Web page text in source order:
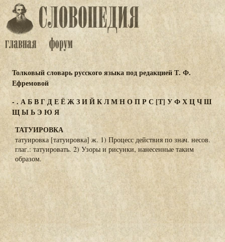
Толковый словарь русского языка под редакцией Т. Ф.
Ефремовой
- . АБВГДЕЁЖЗИЙКЛМНОПР С [Т] УФХЦЧШ
ЩЫЬЭ ЮЯ
ТАТУИРОВКА
татуировка [татуировка] ж. 1) Процесс действия по знач. несов.
глаг.: татуировать. 2) Узоры и рисунки, нанесенные таким
образом.